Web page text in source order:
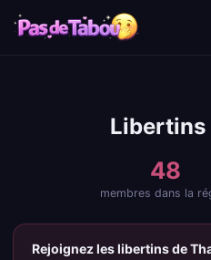
Libertins
48
membres dans la
Rejoignez les libertins de